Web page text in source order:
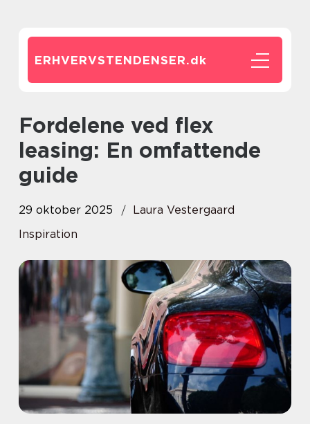
ERHVERVSTENDENSER.dk
Fordelene ved flex
leasing: En omfattende
guide
29 oktober 2025
Laura Vestergaard
Inspiration